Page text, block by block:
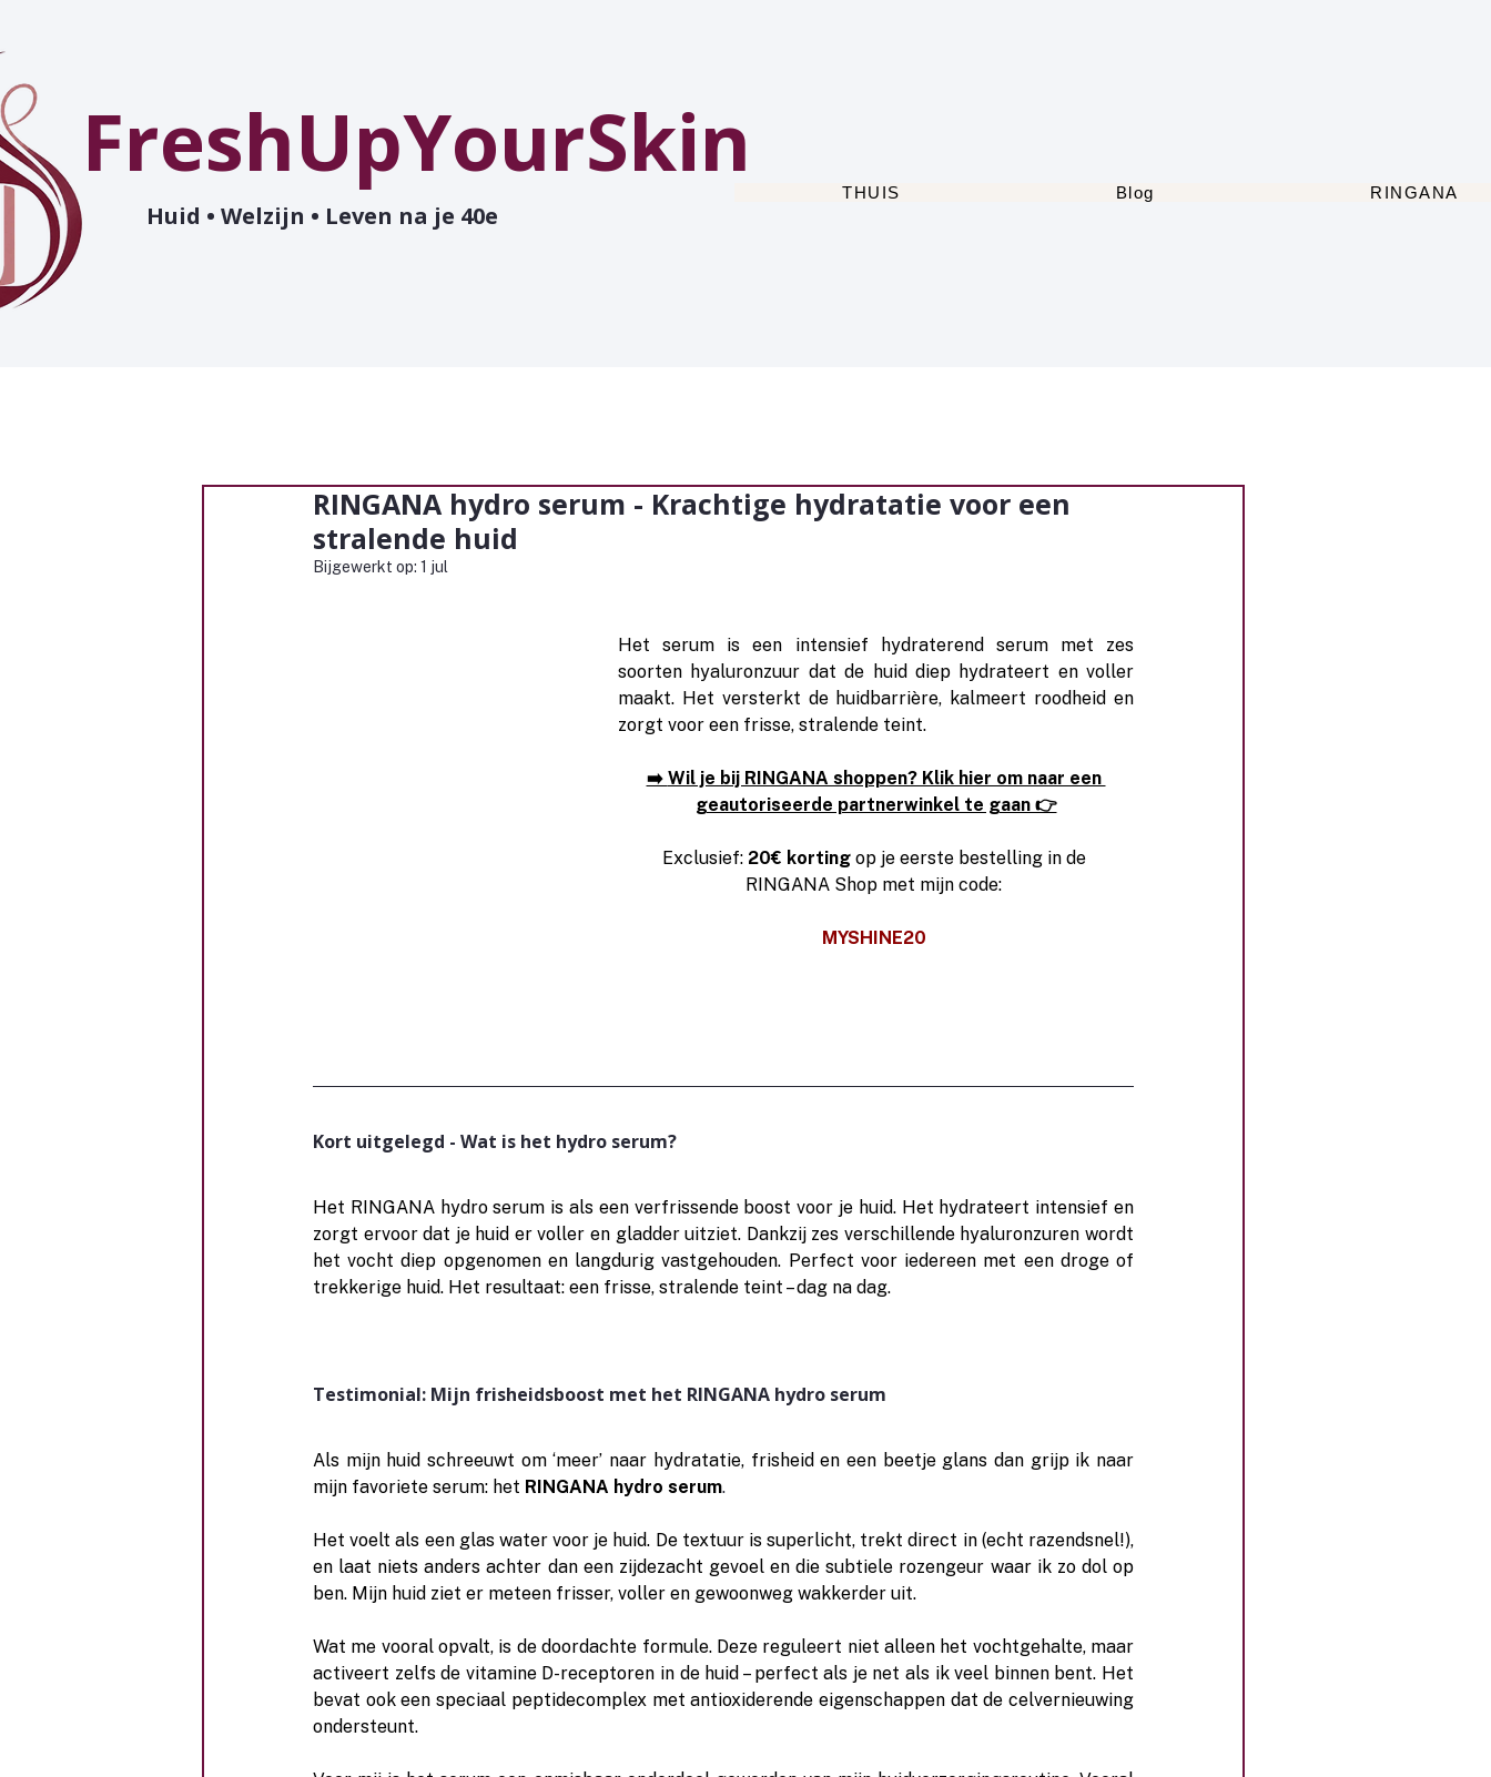
FreshUpYourSkin
Huid • Welzijn • Leven na je 40e
THUIS Blog RINGANA
RINGANA hydro serum - Krachtige hydratatie voor een
stralende huid
Bijgewerkt op: 1 jul
Het serum is een intensief hydraterend serum met zes
soorten hyaluronzuur dat de huid diep hydrateert en voller
maakt. Het versterkt de huidbarrière, kalmeert roodheid en
zorgt voor een frisse, stralende teint.
➡️ Wil je bij RINGANA shoppen? Klik hier om naar een
geautoriseerde partnerwinkel te gaan 👉
Exclusief: 20€ korting op je eerste bestelling in de
RINGANA Shop met mijn code:
MYSHINE20
Kort uitgelegd - Wat is het hydro serum?
Het RINGANA hydro serum is als een verfrissende boost voor je huid. Het hydrateert intensief en
zorgt ervoor dat je huid er voller en gladder uitziet. Dankzij zes verschillende hyaluronzuren wordt
het vocht diep opgenomen en langdurig vastgehouden. Perfect voor iedereen met een droge of
trekkerige huid. Het resultaat: een frisse, stralende teint – dag na dag.
Testimonial: Mijn frisheidsboost met het RINGANA hydro serum
Als mijn huid schreeuwt om ‘meer’ naar hydratatie, frisheid en een beetje glans dan grijp ik naar
mijn favoriete serum: het RINGANA hydro serum.
Het voelt als een glas water voor je huid. De textuur is superlicht, trekt direct in (echt razendsnel!),
en laat niets anders achter dan een zijdezacht gevoel en die subtiele rozengeur waar ik zo dol op
ben. Mijn huid ziet er meteen frisser, voller en gewoonweg wakkerder uit.
Wat me vooral opvalt, is de doordachte formule. Deze reguleert niet alleen het vochtgehalte, maar
activeert zelfs de vitamine D-receptoren in de huid – perfect als je net als ik veel binnen bent. Het
bevat ook een speciaal peptidecomplex met antioxiderende eigenschappen dat de celvernieuwing
ondersteunt.